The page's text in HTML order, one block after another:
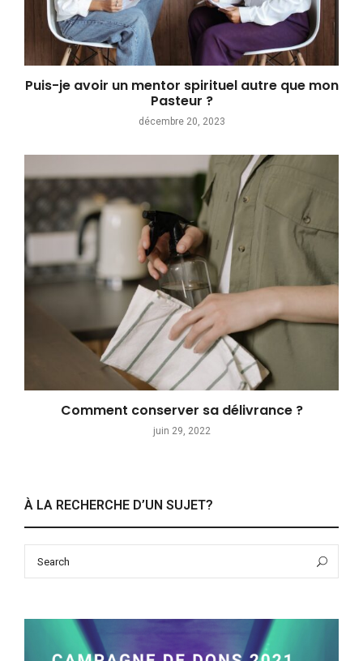
Puis-je avoir un mentor spirituel autre que mon
Pasteur ?
décembre 20, 2023
Comment conserver sa délivrance ?
juin 29, 2022
À LA RECHERCHE D’UN SUJET?